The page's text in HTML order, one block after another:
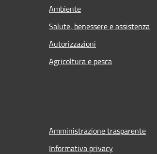
Ambiente
Salute, benessere e assistenza
Autorizzazioni
Agricoltura e pesca
Amministrazione trasparente
Informativa privacy